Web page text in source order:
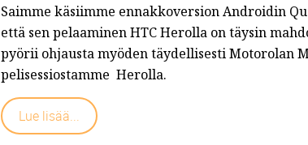
Saimme käsiimme ennakkoversion Androidin
että sen pelaaminen HTC Herolla on täysin
pyörii ohjausta myöden täydellisesti Motorolan
pelisessiostamme Herolla.
Lue lisää...